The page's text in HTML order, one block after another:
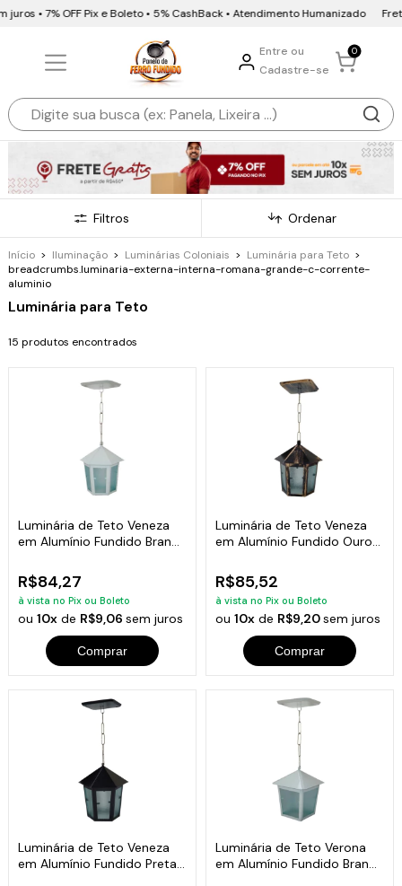
• 7% OFF Pix e Boleto • 5% CashBack • Atendimento Humanizado Frete
Entre ou
Cadastre-se
0
Filtros Ordenar
Início > Iluminação > Luminárias Coloniais > Luminária para Teto >
breadcrumbs.luminaria-externa-interna-romana-grande-c-corrente-
aluminio
Luminária para Teto
15 produtos encontrados
Luminária de Teto Veneza
em Alumínio Fundido Branca
R$84,27
à vista no Pix ou Boleto
ou10x de R$9,06sem juros
Comprar
Luminária de Teto Veneza
em Alumínio Fundido Ouro
R$85,52
à vista no Pix ou Boleto
ou 10xde R$9,20sem juros
Comprar
Luminária de Teto Veneza
em Alumínio Fundido Preta
Luminária de Teto Verona
em Alumínio Fundido Branca